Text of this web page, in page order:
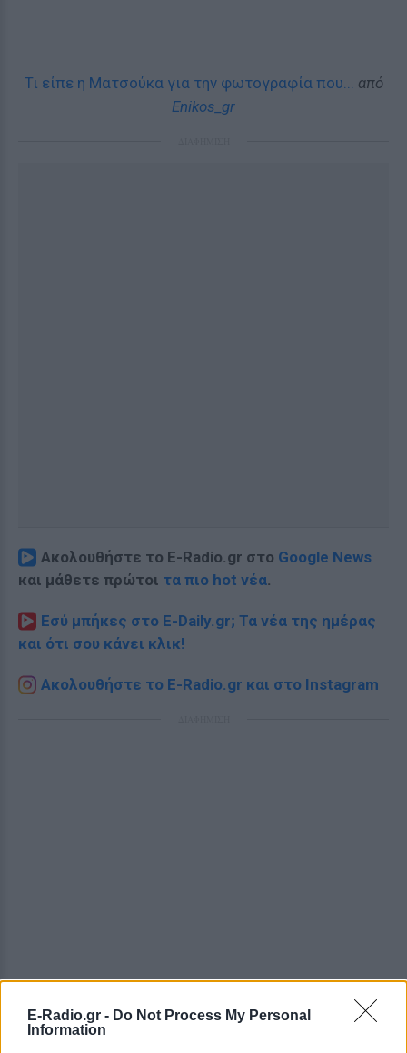
E-Radio.gr - Do Not Process My Personal
Information
Τι είπε η Ματσούκα για την φωτογραφία που... από
Enikos_gr
Ακολουθήστε το E-Radio.gr στο Google News
και μάθετε πρώτοι τα πιο hot νέα.
Εσύ μπήκες στο E-Daily.gr; Τα νέα της ημέρας
και ότι σου κάνει κλικ!
Ακολουθήστε το E-Radio.gr και στο Instagram